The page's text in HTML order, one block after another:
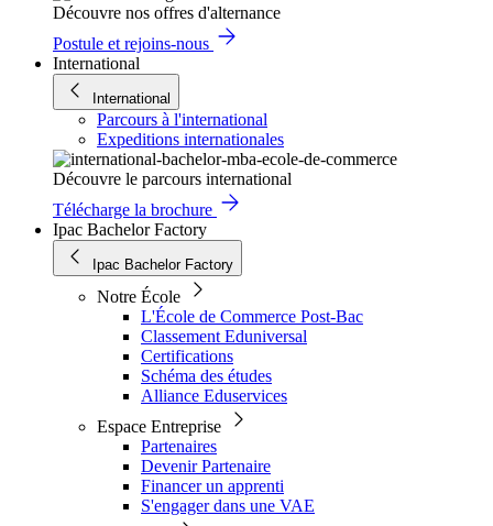
Découvre nos offres d'alternance
Postule et rejoins-nous
International
International
Parcours à l'international
Expeditions internationales
Découvre le parcours international
Télécharge la brochure
Ipac Bachelor Factory
Ipac Bachelor Factory
Notre École
L'École de Commerce Post-Bac
Classement Eduniversal
Certifications
Schéma des études
Alliance Eduservices
Espace Entreprise
Partenaires
Devenir Partenaire
Financer un apprenti
S'engager dans une VAE